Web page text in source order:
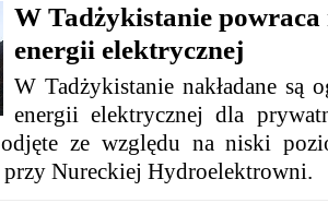
W Tadżykistanie
energii elektrycznej
W Tadżykistanie nakładane są
energii elektrycznej dla
ze względu na niski
przy Nureckiej Hydroelektrowni.